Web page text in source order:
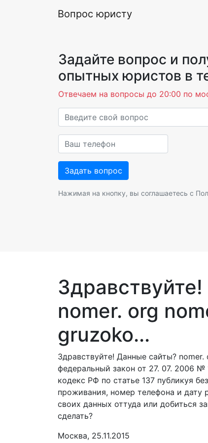
Вопрос юристу
Задайте вопрос и
опытных юристов в
Отвечаем на вопросы до 20:00 по
Нажимая на кнопку, вы соглашаетесь с
nomer. org
gruzoko...
Здравствуйте! Данные сайты?
федеральный закон от 27. 07. 2006
кодекс РФ по статье 137 публикуя
проживания, номер телефона и дату
своих данных оттуда или добиться
сделать?
Москва, 25.11.2015